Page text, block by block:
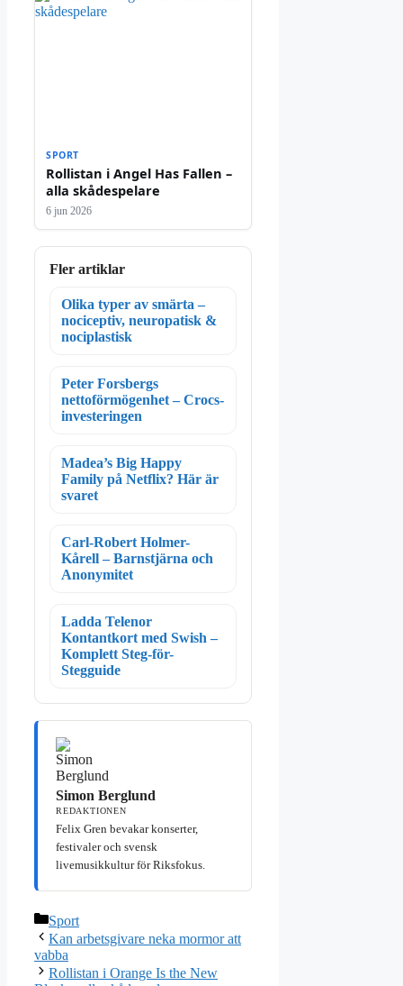
SPORT
Rollistan i Angel Has Fallen –
alla skådespelare
6 jun 2026
Fler artiklar
Olika typer av smärta –
nociceptiv, neuropatisk &
nociplastisk
Peter Forsbergs
nettoförmögenhet – Crocs-
investeringen
Madea’s Big Happy
Family på Netflix? Här är
svaret
Carl-Robert Holmer-
Kårell – Barnstjärna och
Anonymitet
Ladda Telenor
Kontantkort med Swish –
Komplett Steg-för-
Stegguide
Simon Berglund
REDAKTIONEN
Felix Gren bevakar konserter,
festivaler och svensk
livemusikkultur för Riksfokus.
Kategorier
Sport
Kan arbetsgivare neka mormor att
vabba
Rollistan i Orange Is the New